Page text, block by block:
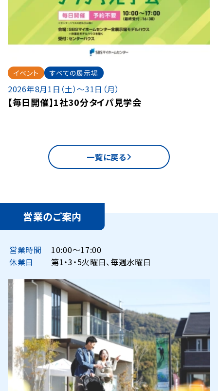
イベント すべての展示場
2026年8月1日（土）〜31日（月）
【毎日開催】1社30分タイパ見学会
一覧に戻る
営業のご案内
営業時間
10:00〜17:00
休業日
第1・3・5火曜日、毎週水曜日